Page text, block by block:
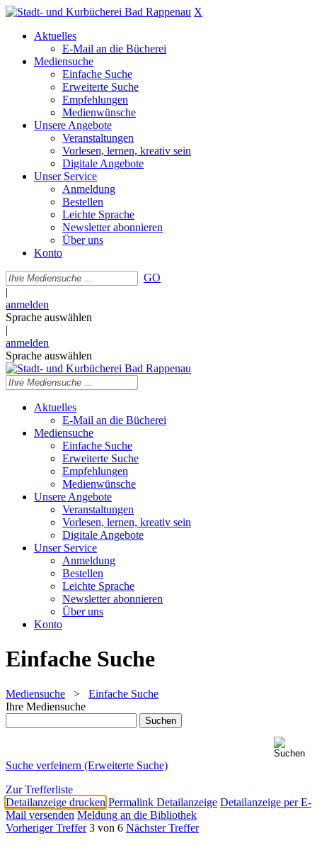
X
Aktuelles
E-Mail an die Bücherei
Mediensuche
Einfache Suche
Erweiterte Suche
Empfehlungen
Medienwünsche
Unsere Angebote
Veranstaltungen
Vorlesen, lernen, kreativ sein
Digitale Angebote
Unser Service
Anmeldung
Bestellen
Leichte Sprache
Newsletter abonnieren
Über uns
Konto
GO
|
anmelden
Sprache auswählen
|
anmelden
Sprache auswählen
Aktuelles
E-Mail an die Bücherei
Mediensuche
Einfache Suche
Erweiterte Suche
Empfehlungen
Medienwünsche
Unsere Angebote
Veranstaltungen
Vorlesen, lernen, kreativ sein
Digitale Angebote
Unser Service
Anmeldung
Bestellen
Leichte Sprache
Newsletter abonnieren
Über uns
Konto
Einfache Suche
Mediensuche > Einfache Suche
Ihre Mediensuche
Suche verfeinern (Erweiterte Suche)
Zur Trefferliste
Detailanzeige drucken Permalink Detailanzeige Detailanzeige per E-
Mail versenden Meldung an die Bibliothek
Vorheriger Treffer 3 von 6 Nächster Treffer